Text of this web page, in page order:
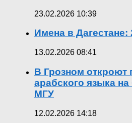
23.02.2026 10:39
Имена в Дагестане:
13.02.2026 08:41
В Грозном откроют
арабского языка
МГУ
12.02.2026 14:18